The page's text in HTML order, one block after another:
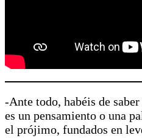
-Ante todo, habéis de
es un pensamiento o una
el prójimo, fundados en